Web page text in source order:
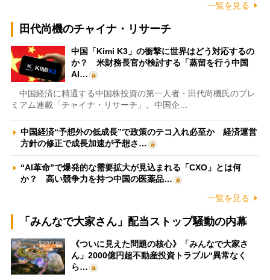
一覧を見る
田代尚機のチャイナ・リサーチ
中国「Kimi K3」の衝撃に世界はどう対応するの
か？ 米財務長官が検討する「蒸留を行う中国
AI…
中国経済に精通する中国株投資の第一人者・田代尚機氏のプレ
ミアム連載「チャイナ・リサーチ」。中国企…
中国経済“予想外の低成長”で政策のテコ入れ必至か 経済運営
方針の修正で成長加速が予想さ…
“AI革命”で爆発的な需要拡大が見込まれる「CXO」とは何
か？ 高い競争力を持つ中国の医薬品…
一覧を見る
「みんなで大家さん」配当ストップ騒動の内幕
《ついに見えた問題の核心》「みんなで大家さ
ん」2000億円超不動産投資トラブル“異常なく
ら…